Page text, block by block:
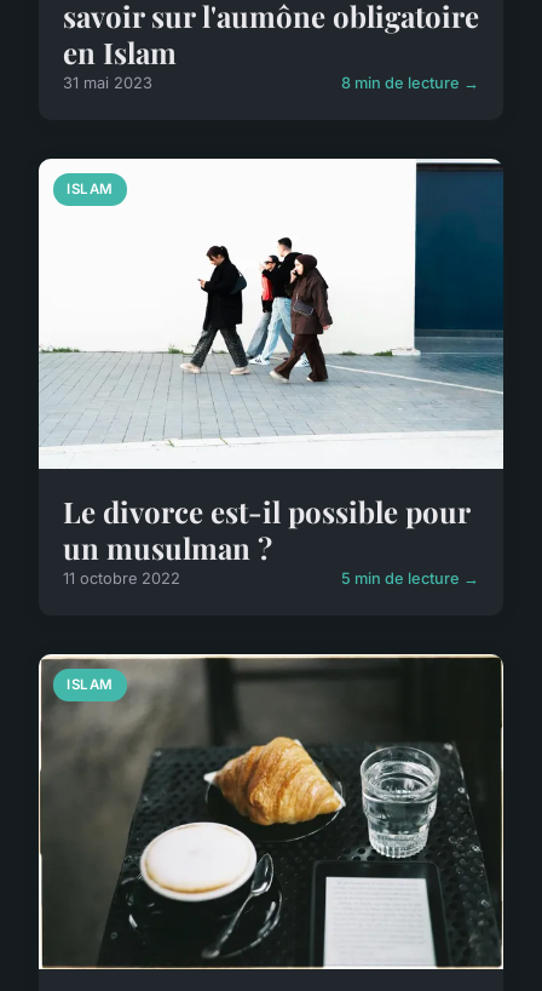
savoir sur l'aumône obligatoire
en Islam
31 mai 2023 8 min de lecture →
ISLAM
Le divorce est-il possible pour
un musulman ?
11 octobre 2022 5 min de lecture →
ISLAM